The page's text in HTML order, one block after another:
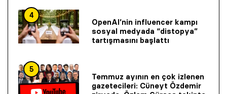
4
OpenAI’nin influencer kampı
sosyal medyada “distopya”
tartışmasını başlattı
5
Temmuz ayının en çok izlenen
gazetecileri: Cüneyt Özdemir